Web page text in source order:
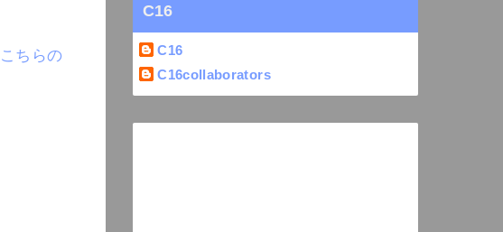
こちらの
C16
C16
C16collaborators